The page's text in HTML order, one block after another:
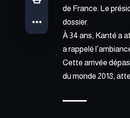
de France. Le
dossier.
À 34 ans, Kanté a
a rappelé
Cette arrivée
du monde 2018,